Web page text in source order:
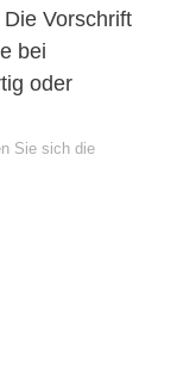
Vorschrift
bei
oder
Sie sich die